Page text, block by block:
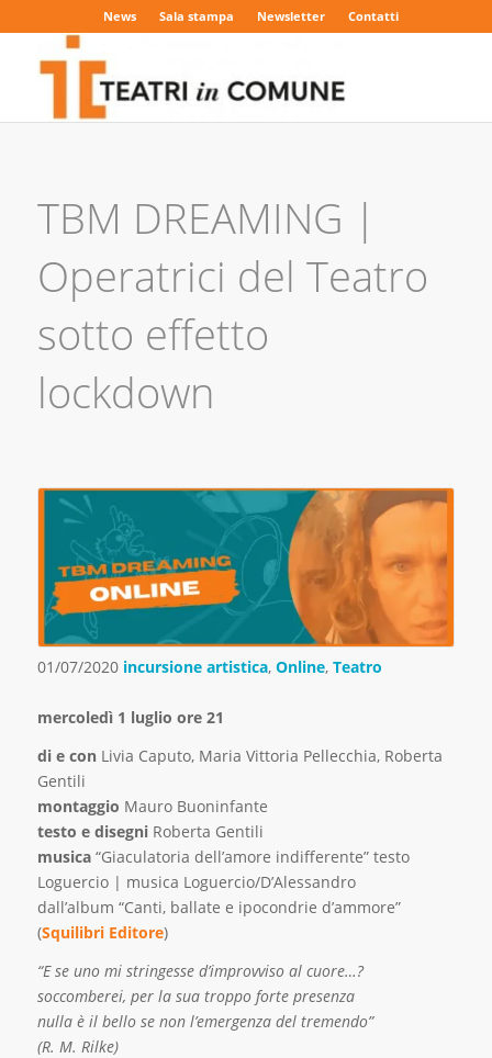
News Sala stampa Newsletter Contatti
TBM DREAMING |
Operatrici del Teatro
sotto effetto
lockdown
01/07/2020 incursione artistica, Online, Teatro
mercoledì 1 luglio ore 21
di e con Livia Caputo, Maria Vittoria Pellecchia, Roberta
Gentili
montaggio Mauro Buoninfante
testo e disegniRoberta Gentili
musica“Giaculatoria dell’amore indifferente” testo
Loguercio | musica Loguercio/D’Alessandro
dall’album “Canti, ballate e ipocondrie d’ammore”
(Squilibri Editore)
“E se uno mi stringesse d’improvviso al cuore…?
soccomberei, per la sua troppo forte presenza
nulla è il bello se non l’emergenza del tremendo”
(R. M. Rilke)